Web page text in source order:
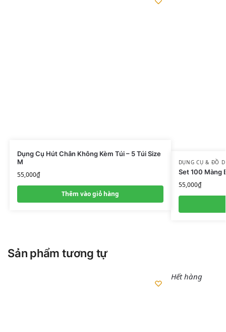
Dụng Cụ Hút Chân Không Kèm Túi – 5 Túi Size
M
55,000₫
Thêm vào giỏ hàng
DỤNG CỤ & ĐỒ
Set 100 Màng
55,000₫
Sản phẩm tương tự
Hết hàng